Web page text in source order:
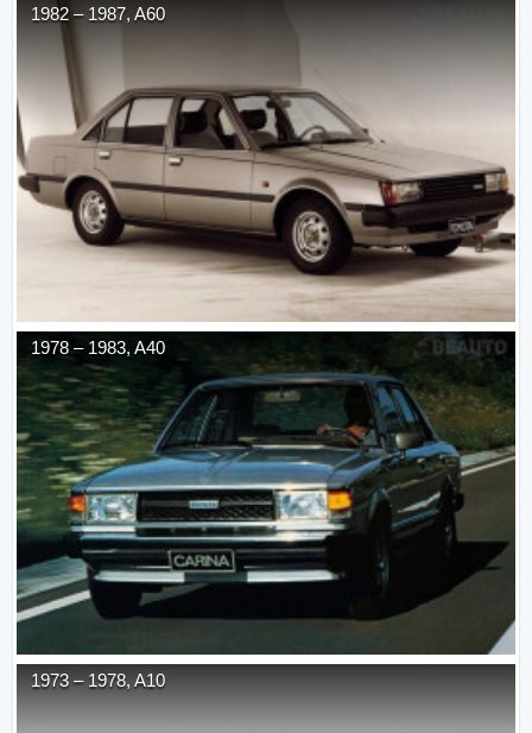
1982 – 1987, A60
1978 – 1983, A40
1973 – 1978, A10